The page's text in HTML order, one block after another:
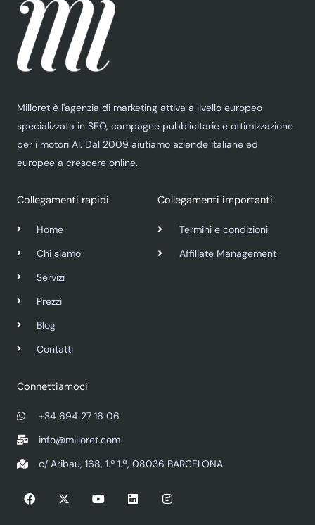
Milloret è l'agenzia di marketing attiva a livello europeo
specializzata in SEO, campagne pubblicitarie e ottimizzazione
per i motori AI. Dal 2009 aiutiamo aziende italiane ed
europee a crescere online.
Collegamenti rapidi
Home
Chi siamo
Servizi
Prezzi
Blog
Contatti
Collegamenti importanti
Termini e condizioni
Affiliate Management
Connettiamoci
+34 694 27 16 06
info@milloret.com
c/ Aribau, 168, 1.º 1.ª, 08036 BARCELONA
F
a
X
-
Y
o
L
i
I
n